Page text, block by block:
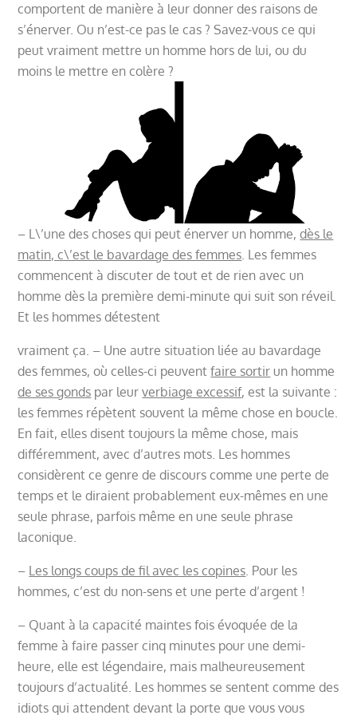
comportent de manière à leur donner des raisons de
s’énerver. Ou n’est-ce pas le cas ? Savez-vous ce qui
peut vraiment mettre un homme hors de lui, ou du
moins le mettre en colère ?
– L\’une des choses qui peut énerver un homme,dès le
matin, c\’est le bavardage des femmes . Les femmes
commencent à discuter de tout et de rien avec un
homme dès la première demi-minute qui suit son réveil.
Et les hommes détestent
vraiment ça. – Une autre situation liée au bavardage
des femmes, où celles-ci peuventfaire sortir un homme
de ses gonds par leurverbiage excessif, est la suivante :
les femmes répètent souvent la même chose en boucle.
En fait, elles disent toujours la même chose, mais
différemment, avec d’autres mots. Les hommes
considèrent ce genre de discours comme une perte de
temps et le diraient probablement eux-mêmes en une
seule phrase, parfois même en une seule phrase
laconique.
– Les longs coups de fil avec les copines . Pour les
hommes, c’est du non-sens et une perte d’argent !
– Quant à la capacité maintes fois évoquée de la
femme à faire passer cinq minutes pour une demi-
heure, elle est légendaire, mais malheureusement
toujours d’actualité. Les hommes se sentent comme des
idiots qui attendent devant la porte que vous vous